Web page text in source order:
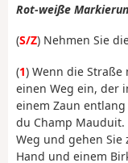
Rot-weiße
(S/Z) Nehmen Sie
(1) Wenn die
einen Weg ein, der
einem Zaun
du Champ
Weg und gehen
Hand und einem